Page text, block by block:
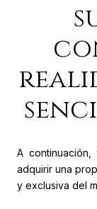
A
adquirir una
y exclusiva del